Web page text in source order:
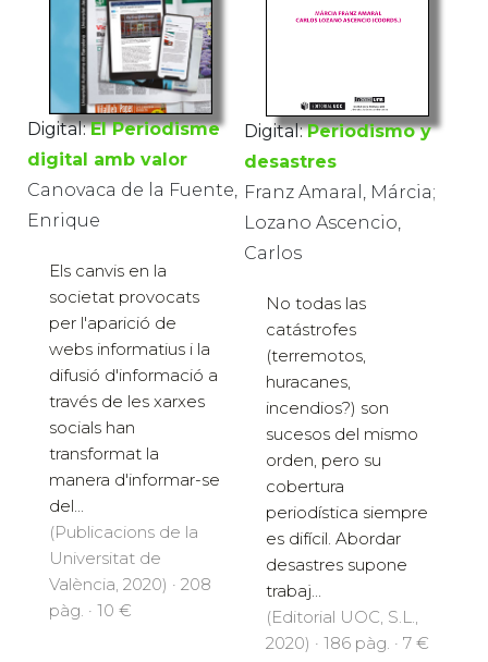
Digital: El Periodisme
digital amb valor
Canovaca de la Fuente,
Enrique
Els canvis en la
societat provocats
per l'aparició de
webs informatius i la
difusió d'informació a
través de les xarxes
socials han
transformat la
manera d'informar-se
del...
(Publicacions de la
Universitat de
València, 2020) · 208
pàg. · 10 €
Digital: Periodismo y
desastres
Franz Amaral, Márcia;
Lozano Ascencio,
Carlos
No todas las
catástrofes
(terremotos,
huracanes,
incendios?) son
sucesos del mismo
orden, pero su
cobertura
periodística siempre
es difícil. Abordar
desastres supone
trabaj...
(Editorial UOC, S.L.,
2020) · 186 pàg. · 7 €